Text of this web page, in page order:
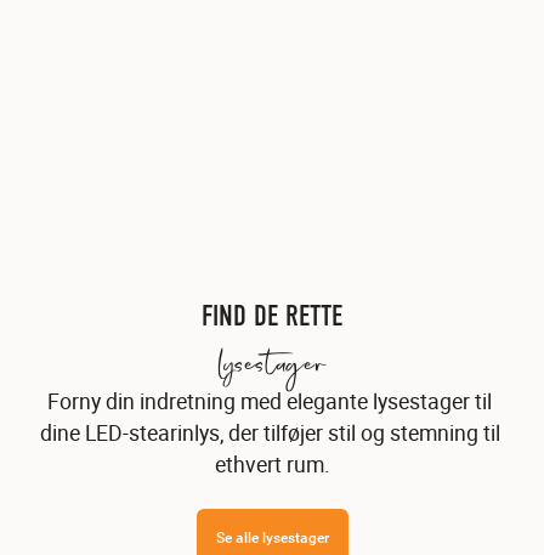
FIND DE RETTE
lysestager
Forny din indretning med elegante lysestager til
dine LED-stearinlys, der tilføjer stil og stemning til
ethvert rum.
Se alle lysestager